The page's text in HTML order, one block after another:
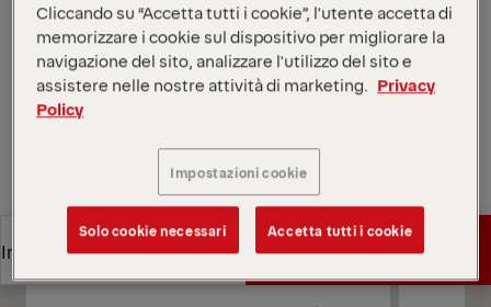
Apri diagrammi
Richieda un preventivo
Richieda un preventivo
Trovi un partner commerciale
Trovi un partner commerciale
In evidenza
Richieda un preventivo
Diagrammi
Cliccando su “Accetta tutti i cookie”, l'utente accetta di
memorizzare i cookie sul dispositivo per migliorare la
navigazione del sito, analizzare l'utilizzo del sito e
assistere nelle nostre attività di marketing. Privacy
Policy
Impostazioni cookie
Solo cookie necessari Accetta tutti i cookie